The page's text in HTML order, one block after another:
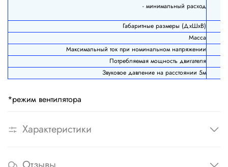
- минимальный расход
Габаритные размеры (ДхШхВ)
Масса
Максимальный ток при номинальном напряжении
Потребляемая мощность двигателя
Звуковое давление на расстоянии 5м
*режим вентилятора
Характеристики